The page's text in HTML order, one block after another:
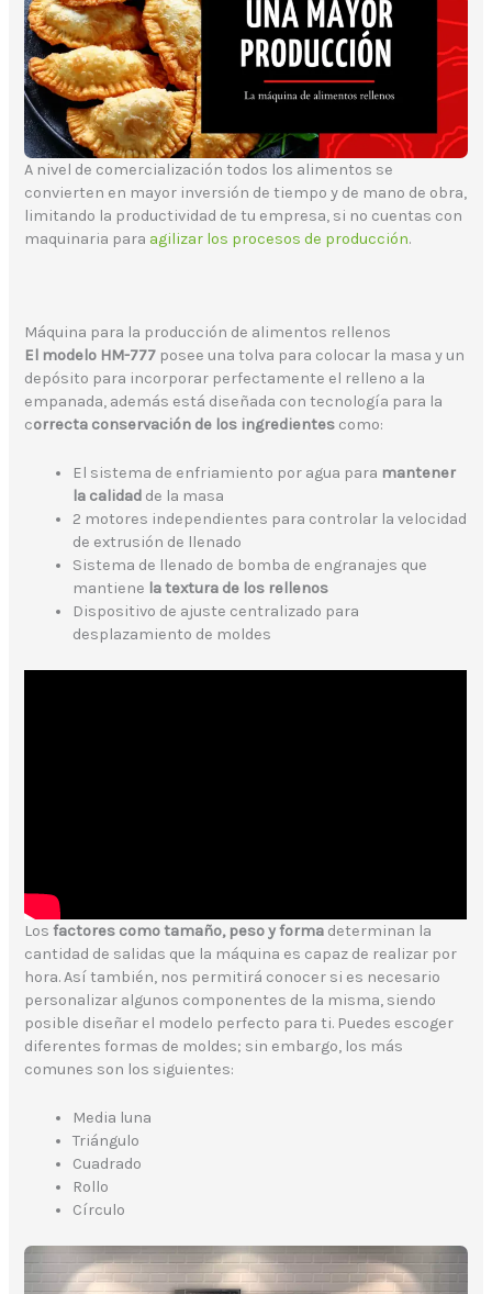
A nivel de comercialización todos los alimentos se
convierten en mayor inversión de tiempo y de mano de obra,
limitando la productividad de tu empresa, si no cuentas con
maquinaria para agilizar los procesos de producción.
Máquina para la producción de alimentos rellenos
El modelo HM-777 posee una tolva para colocar la masa y un
depósito para incorporar perfectamente el relleno a la
empanada, además está diseñada con tecnología para la
correcta conservación de los ingredientes como:
El sistema de enfriamiento por agua para mantener
la calidad de la masa
2 motores independientes para controlar la velocidad
de extrusión de llenado
Sistema de llenado de bomba de engranajes que
mantiene la textura de los rellenos
Dispositivo de ajuste centralizado para
desplazamiento de moldes
Losfactores como tamaño, peso y forma determinan la
cantidad de salidas que la máquina es capaz de realizar por
hora. Así también, nos permitirá conocer si es necesario
personalizar algunos componentes de la misma, siendo
posible diseñar el modelo perfecto para ti. Puedes escoger
diferentes formas de moldes; sin embargo, los más
comunes son los siguientes:
Media luna
Triángulo
Cuadrado
Rollo
Círculo